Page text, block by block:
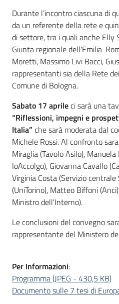
Durante l’incontro ciascuna di
da un referente della rete e
di settore, tra i quali anche Elly
Giunta regionale dell'Emilia-
Moretti, Massimo Livi Bacci,
rappresentanti sia della Rete
Comune di Bologna.
Sabato 17 aprileci sarà una
“Riflessioni, impegni e
Italia” che sarà moderata dal
Michele Rossi. Al confronto
Miraglia (Tavolo Asilo),
IoAccolgo), Giovanna Cavallo
Virginia Costa (Servizio centrale
(UniTorino), Matteo Biffoni
Ministro dell'Interno).
Le conclusioni del convegno
rappresentante del Ministero
Per Informazioni:
Programma(JPEG - 430,5 KB)
Documento sulle 7 tesi di